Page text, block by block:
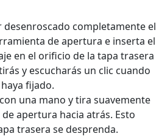
desenroscado completamente el
de apertura e inserta el
en el orificio de la tapa trasera
y escucharás un clic cuando
fijado.
una mano y tira suavemente
apertura hacia atrás. Esto
trasera se desprenda.